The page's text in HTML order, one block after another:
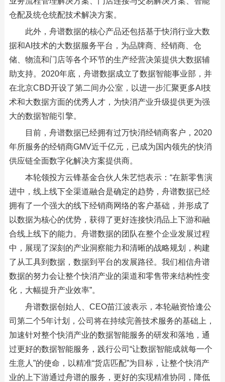
仓配及统仓统配技术解决方案。
此外，舟谱数据的核心产品还包括基于快消行业大数
据和AI技术的大数据服务平台，为品牌商、经销商、仓
储、物流和门店等各个环节的生产经营决策提供大数据辅
助支持。2020年底，舟谱数据成立了数据智能事业部，并
在北京CBD开设了第二间办公室，以进一步汇聚更多AI技
术和大数据方面的优秀人才，为快消产业升级提供更为强
大的数据智能引擎。
目前，舟谱数据已经拥有过万快消经销商客户，2020
年所服务的经销商GMV近千亿元，已成为国内领先的快消
供应链全面数字化解决方案提供商。
本轮领投方云锋基金合伙人朱艺恺表示：“在新零售演
进中，线上线下全渠道融合是确定的趋势，舟谱数据已经
拥有了一个强大的线下经销商网络的客户基础，并形成了
以数据为核心的优势，获得了更好连接快消品上下游和融
合线上线下的能力。舟谱数据的团队在整个企业发展过程
中，展现了深刻的产业洞察能力和清晰的战略规划，构建
了从工具到数据，数据到平台的发展路径。我们相信舟谱
数据的努力会让整个快消产业的渠道和零售带来结构性变
化，大幅提升产业效率”。
舟谱数据创始人、CEO苗江波表示，本轮融资恰逢公
司第二个5年计划，公司将在持续完善技术服务的基础上，
加速针对整个快消产业的数据智能服务的研发和落地，通
过更好的数据智能服务，践行公司“让数据智能成就每一个
生意人”的使命，以精准“货店匹配”为目标，让整个快消产
业的上下游通过舟谱的服务，更好的实现精准协同，降低